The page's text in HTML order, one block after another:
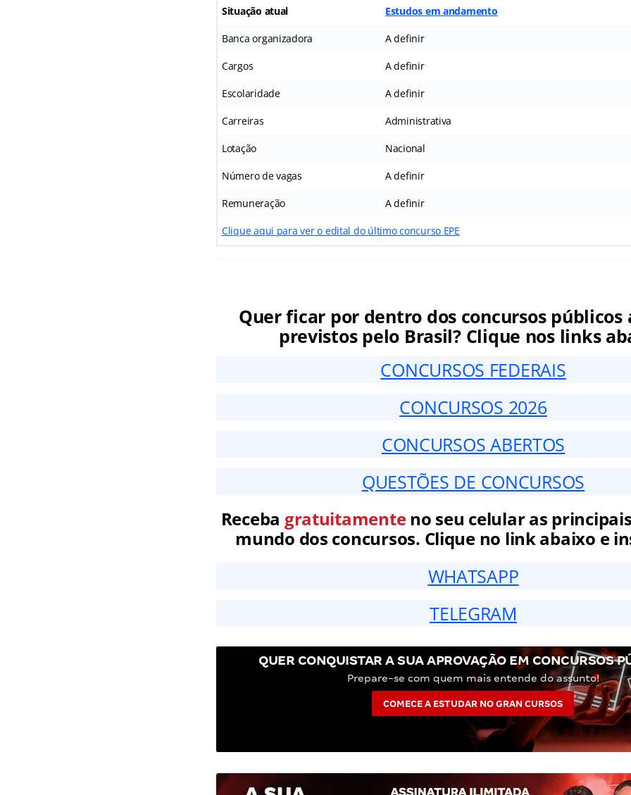
Situação atual Estudos em andamento
Banca organizadora A definir
Cargos A definir
Escolaridade A definir
Carreiras Administrativa
Lotação Nacional
Número de vagas A definir
Remuneração A definir
Clique aqui para ver o edital do último concurso EPE
Quer ficar por dentro dos concursos públicos
previstos pelo Brasil? Clique nos links
CONCURSOS FEDERAIS
CONCURSOS 2026
CONCURSOS ABERTOS
QUESTÕES DE CONCURSOS
Receba gratuitamenteno seu celular as
mundo dos concursos. Clique no link abaixo e
WHATSAPP
TELEGRAM
QUER CONQUISTAR A SUA APROVAÇÃO EM CONCURSOS
Prepare-se com quem mais entende do assunto!
COMECE A ESTUDAR NO GRAN CURSOS